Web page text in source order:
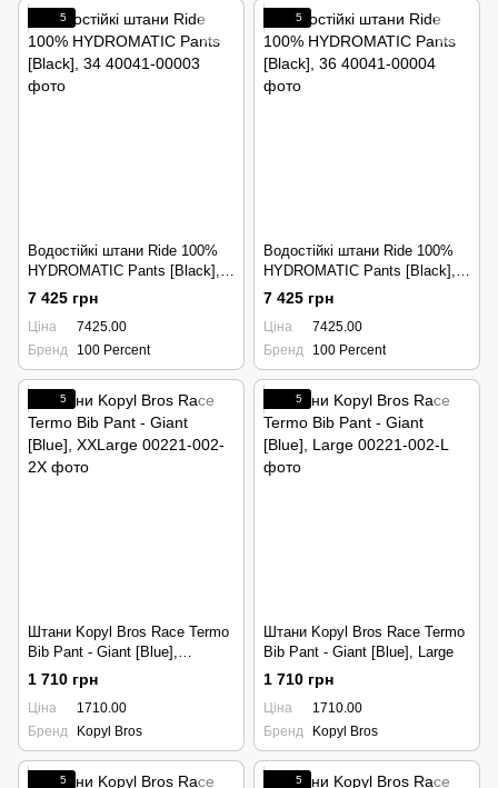
5
Водостійкі штани Ride 100%
HYDROMATIC Pants [Black],
34
7 425 грн
Ціна
7425.00
Бренд
100 Percent
5
Водостійкі штани Ride 100%
HYDROMATIC Pants [Black],
36
7 425 грн
Ціна
7425.00
Бренд
100 Percent
5
Штани Kopyl Bros Race Termo
Bib Pant - Giant [Blue],
XXLarge
1 710 грн
Ціна
1710.00
Бренд
Kopyl Bros
5
Штани Kopyl Bros Race Termo
Bib Pant - Giant [Blue], Large
1 710 грн
Ціна
1710.00
Бренд
Kopyl Bros
5 5